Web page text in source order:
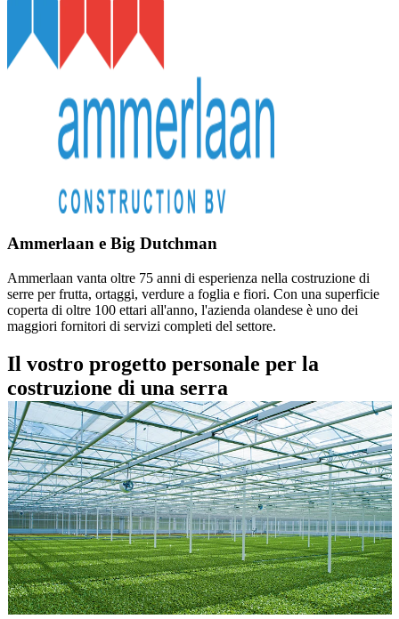
Ammerlaan e Big Dutchman
Ammerlaan vanta oltre 75 anni di esperienza nella costruzione di
serre per frutta, ortaggi, verdure a foglia e fiori. Con una superficie
coperta di oltre 100 ettari all'anno, l'azienda olandese è uno dei
maggiori fornitori di servizi completi del settore.
Il vostro progetto personale per la
costruzione di una serra